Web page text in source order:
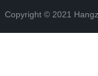
Copyright © 2021